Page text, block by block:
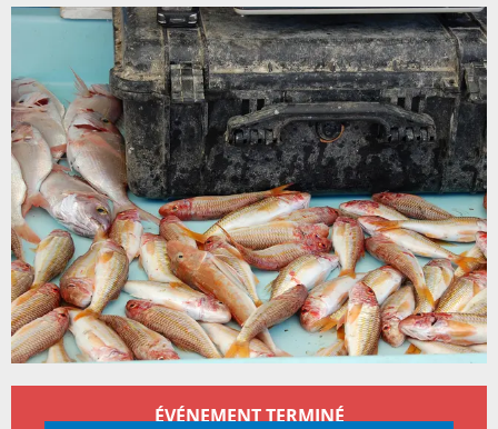
Ouverture et coordonnées
ÉVÉNEMENT TERMINÉ